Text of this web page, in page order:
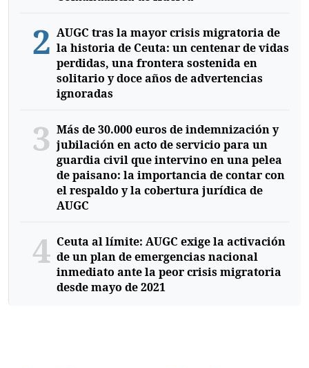
2 AUGC tras la mayor crisis migratoria de
la historia de Ceuta: un centenar de vidas
perdidas, una frontera sostenida en
solitario y doce años de advertencias
ignoradas
3 Más de 30.000 euros de indemnización y
jubilación en acto de servicio para un
guardia civil que intervino en una pelea
de paisano: la importancia de contar con
el respaldo y la cobertura jurídica de
AUGC
4 Ceuta al límite: AUGC exige la activación
de un plan de emergencias nacional
inmediato ante la peor crisis migratoria
desde mayo de 2021